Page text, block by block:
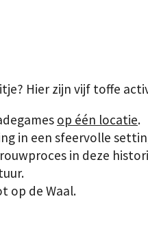
Hier zijn vijf toffe
op één locatie.
in een sfeervolle
in deze
op de Waal.